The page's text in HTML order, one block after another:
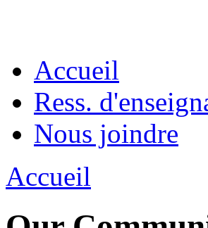
Accueil
Ress.
Nous joindre
Accueil